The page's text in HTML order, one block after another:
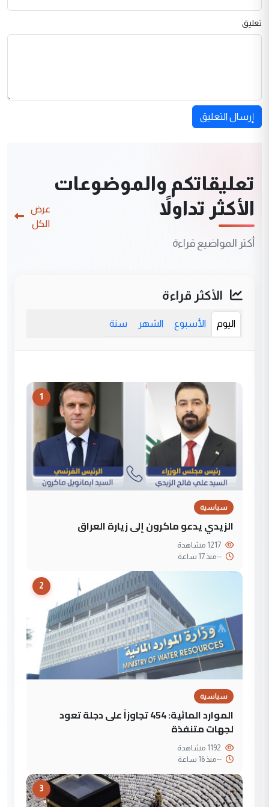
تعليق
إرسال التعليق
تعليقاتكم والموضوعات
الأكثر تداولاً
أكثر المواضيع قراءة
عرض
الكل
الأكثر قراءة
اليوم الأسبوع الشهر سنة
1
سياسية
الزيدي يدعو ماكرون إلى زيارة العراق
--منذ 17 ساعة
2
سياسية
الموارد المائية: 454 تجاوزاً على دجلة تعود
لجهات متنفذة
--منذ 16 ساعة
3